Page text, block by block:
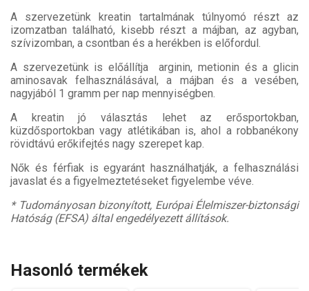
A szervezetünk kreatin tartalmának túlnyomó részt az
izomzatban található, kisebb részt a májban, az agyban,
szívizomban, a csontban és a herékben is előfordul.
A szervezetünk is előállítja arginin, metionin és a glicin
aminosavak felhasználásával, a májban és a vesében,
nagyjából 1 gramm per nap mennyiségben.
A kreatin jó választás lehet az erősportokban,
küzdősportokban vagy atlétikában is, ahol a robbanékony
rövidtávú erőkifejtés nagy szerepet kap.
Nők és férfiak is egyaránt használhatják, a felhasználási
javaslat és a figyelmeztetéseket figyelembe véve.
* Tudományosan bizonyított, Európai Élelmiszer-biztonsági
Hatóság (EFSA) által engedélyezett állítások.
Hasonló termékek